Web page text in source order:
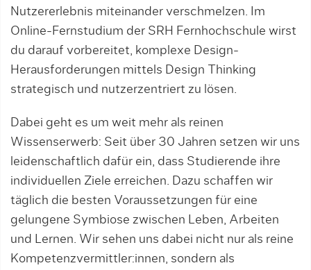
Nutzererlebnis miteinander verschmelzen. Im
Online-Fernstudium der SRH Fernhochschule wirst
du darauf vorbereitet, komplexe Design-
Herausforderungen mittels Design Thinking
strategisch und nutzerzentriert zu lösen.
Dabei geht es um weit mehr als reinen
Wissenserwerb: Seit über 30 Jahren setzen wir uns
leidenschaftlich dafür ein, dass Studierende ihre
individuellen Ziele erreichen. Dazu schaffen wir
täglich die besten Voraussetzungen für eine
gelungene Symbiose zwischen Leben, Arbeiten
und Lernen. Wir sehen uns dabei nicht nur als reine
Kompetenzvermittler:innen, sondern als